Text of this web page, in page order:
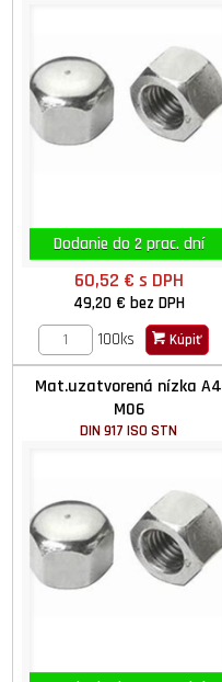
Dodanie do 2 prac. dní
60,52 € s DPH
49,20 € bez DPH
100ks
Kúpiť
Mat.uzatvorená nízka A4
M06
DIN 917 ISO STN